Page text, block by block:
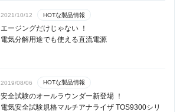
2021/10/12 HOTな製品情報
エージングだけじゃない ！
電気分解用途でも使える直流電源
2019/08/06 HOTな製品情報
安全試験のオールラウンダー新登場 ！
電気安全試験規格マルチアナライザ TOS9300シリ